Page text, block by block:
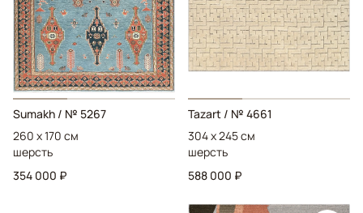
Sumakh / № 5267
260 x 170 см
шерсть
354 000 ₽
Tazart / № 4661
304 x 245 см
шерсть
588 000 ₽